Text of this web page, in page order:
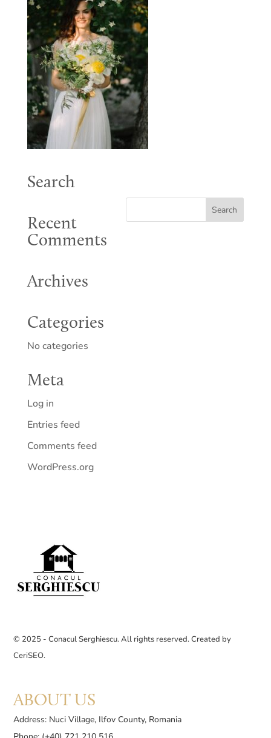
Search
Recent
Comments
Archives
Categories
No categories
Meta
Log in
Entries feed
Comments feed
WordPress.org
© 2025 - Conacul Serghiescu. All rights reserved. Created by
CeriSEO.
ABOUT US
Address: Nuci Village, Ilfov County, Romania